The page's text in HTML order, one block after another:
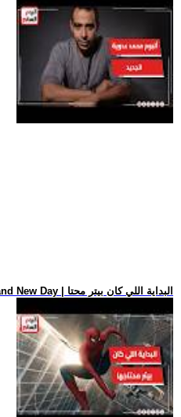
.. فيلم Spider-Man: Brand New Day | البداية اللي كان بيتر محتا